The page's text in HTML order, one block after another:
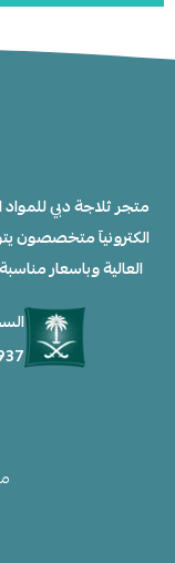
متجر ثلاجة دبي
الكترونيآ متخصصون
العالية وباسعار